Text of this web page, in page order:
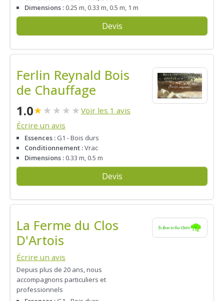
Dimensions : 0.25 m, 0.33 m, 0.5 m, 1 m
Devis
Ferlin Reynald Bois
de Chauffage
1.0★★ ★ ★ ★ Voir les 1 avis
Écrire un avis
Essences : G1 - Bois durs
Conditionnement :Vrac
Dimensions : 0.33 m, 0.5 m
Devis
La Ferme du Clos
D'Artois
Écrire un avis
Depuis plus de 20 ans, nous
accompagnons particuliers et
professionnels